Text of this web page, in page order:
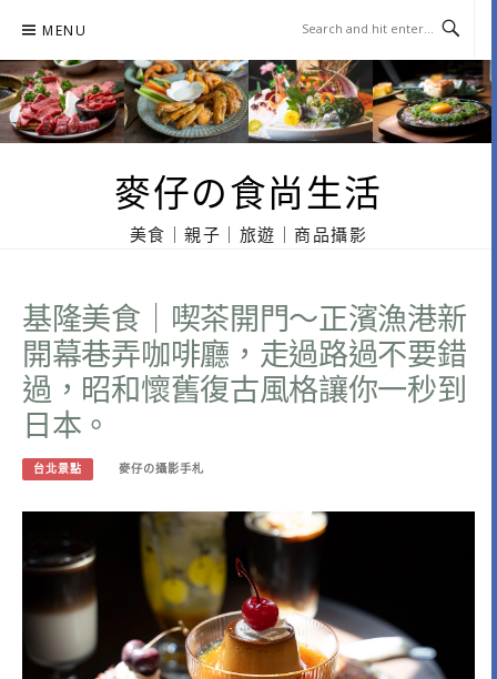
content
MENU
麥仔の食尚生活
美食｜親子｜旅遊｜商品攝影
基隆美食｜喫茶開門～正濱漁港新
開幕巷弄咖啡廳，走過路過不要錯
過，昭和懷舊復古風格讓你一秒到
日本。
台北景點 麥仔の攝影手札